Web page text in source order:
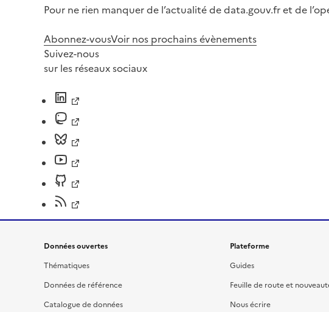
Pour ne rien manquer de l’actualité de data.gouv.fr et de
Abonnez-vousVoir nos prochains évènements
Suivez-nous
sur les réseaux sociaux
Données ouvertes
Thématiques
Données de référence
Catalogue de données
Plateforme
Guides
Feuille de route et
Nous écrire